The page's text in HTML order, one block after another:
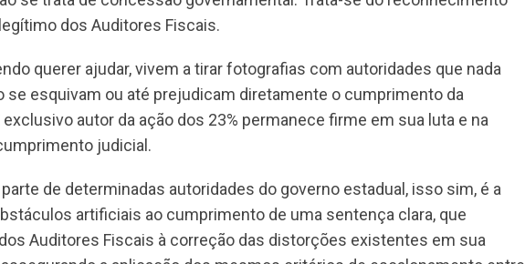
dos Auditores Fiscais.
querer ajudar, vivem a tirar fotografias com autoridades que nada
se esquivam ou até prejudicam diretamente o cumprimento da
exclusivo autor da ação dos 23% permanece firme em sua luta e na
judicial.
de determinadas autoridades do governo estadual, isso sim, é a
artificiais ao cumprimento de uma sentença clara, que
Auditores Fiscais à correção das distorções existentes em sua